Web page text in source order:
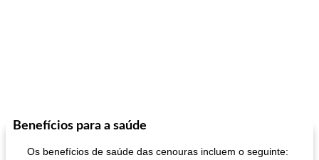
Benefícios para a saúde
Os benefícios de saúde das cenouras incluem o seguinte: